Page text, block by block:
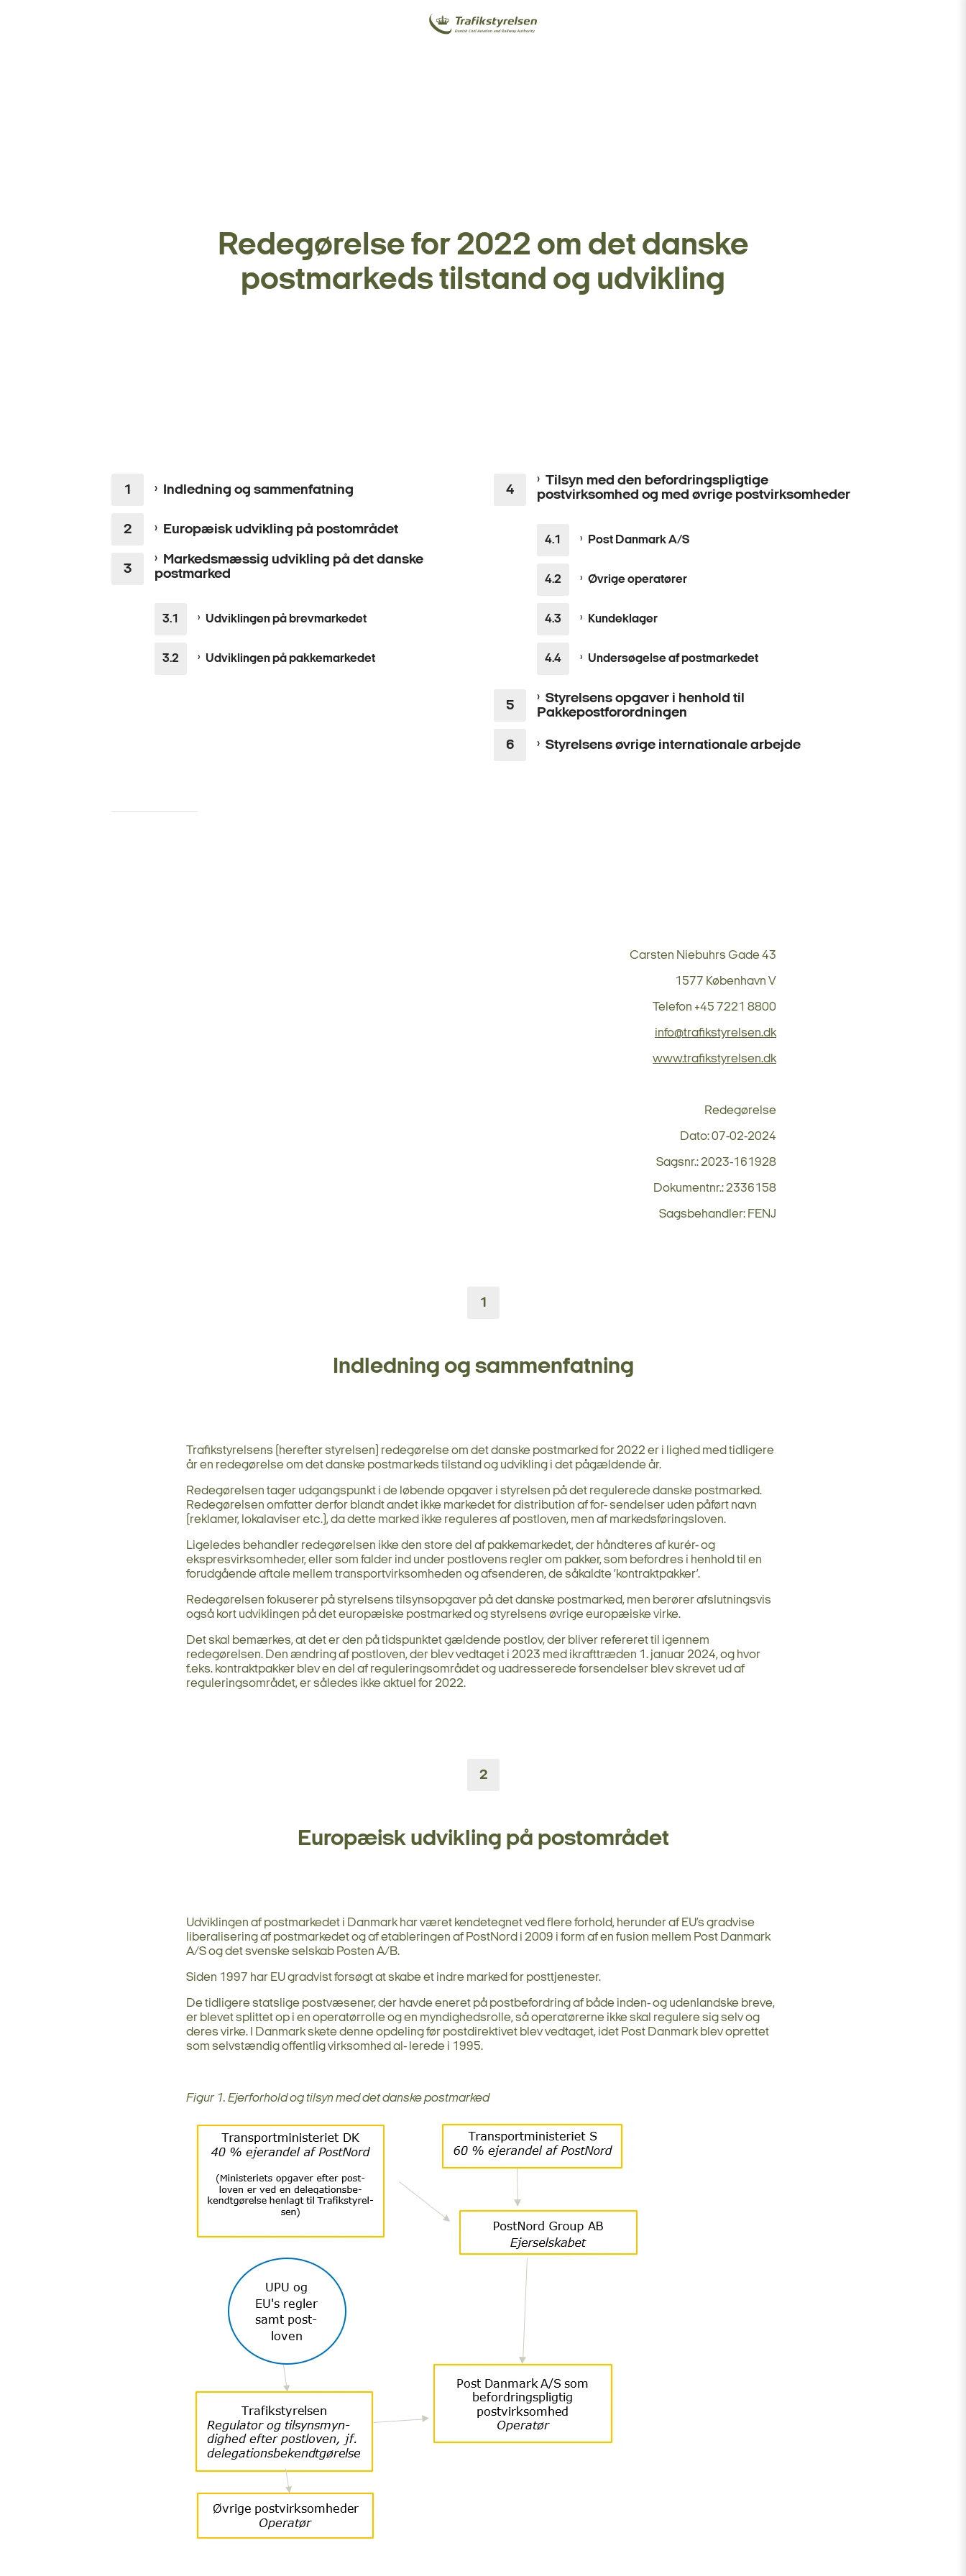
Redegørelse for 2022 om det danske
postmarkeds tilstand og udvikling
Indledning og sammenfatning
Europæisk udvikling på postområdet
Markedsmæssig udvikling på det danske
postmarked
Udviklingen på brevmarkedet
Udviklingen på pakkemarkedet
Tilsyn med den befordringspligtige
postvirksomhed og med øvrige postvirksomheder
Post Danmark A/S
Øvrige operatører
Kundeklager
Undersøgelse af postmarkedet
Styrelsens opgaver i henhold til
Pakkepostforordningen
Styrelsens øvrige internationale arbejde
Carsten Niebuhrs Gade 43
1577 København V
Telefon +45 7221 8800
info@trafikstyrelsen.dk
www.trafikstyrelsen.dk
Redegørelse
Dato: 07-02-2024
Sagsnr.: 2023-161928
Dokumentnr.: 2336158
Sagsbehandler: FENJ
1
Indledning og sammenfatning
Trafikstyrelsens (herefter styrelsen) redegørelse om det danske postmarked for 2022 er i lighed med tidligere
år en redegørelse om det danske postmarkeds tilstand og udvikling i det pågældende år.
Redegørelsen tager udgangspunkt i de løbende opgaver i styrelsen på det regulerede danske postmarked.
Redegørelsen omfatter derfor blandt andet ikke markedet for distribution af for- sendelser uden påført navn
(reklamer, lokalaviser etc.), da dette marked ikke reguleres af postloven, men af markedsføringsloven.
Ligeledes behandler redegørelsen ikke den store del af pakkemarkedet, der håndteres af kurér- og
ekspresvirksomheder, eller som falder ind under postlovens regler om pakker, som befordres i henhold til en
forudgående aftale mellem transportvirksomheden og afsenderen, de såkaldte ’kontraktpakker’.
Redegørelsen fokuserer på styrelsens tilsynsopgaver på det danske postmarked, men berører afslutningsvis
også kort udviklingen på det europæiske postmarked og styrelsens øvrige europæiske virke.
Det skal bemærkes, at det er den på tidspunktet gældende postlov, der bliver refereret til igennem
redegørelsen. Den ændring af postloven, der blev vedtaget i 2023 med ikrafttræden 1. januar 2024, og hvor
f.eks. kontraktpakker blev en del af reguleringsområdet og uadresserede forsendelser blev skrevet ud af
reguleringsområdet, er således ikke aktuel for 2022.
2
Europæisk udvikling på postområdet
Udviklingen af postmarkedet i Danmark har været kendetegnet ved flere forhold, herunder af EU’s gradvise
liberalisering af postmarkedet og af etableringen af PostNord i 2009 i form af en fusion mellem Post Danmark
A/S og det svenske selskab Posten A/B.
Siden 1997 har EU gradvist forsøgt at skabe et indre marked for posttjenester.
De tidligere statslige postvæsener, der havde eneret på postbefordring af både inden- og udenlandske breve,
er blevet splittet op i en operatørrolle og en myndighedsrolle, så operatørerne ikke skal regulere sig selv og
deres virke. I Danmark skete denne opdeling før postdirektivet blev vedtaget, idet Post Danmark blev oprettet
som selvstændig offentlig virksomhed al- lerede i 1995.
Figur 1. Ejerforhold og tilsyn med det danske postmarked